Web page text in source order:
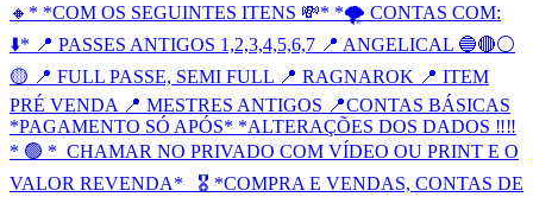
🔸* *COM OS SEGUINTES ITENS 💸* *🌪 CONTAS COM:
⬇️* 📍 PASSES ANTIGOS 1,2,3,4,5,6,7 📍 ANGELICAL 🔵🔴⚪️
🟡 📍 FULL PASSE, SEMI FULL 📍 RAGNAROK 📍 ITEM
PRÉ VENDA 📍 MESTRES ANTIGOS 📍CONTAS BÁSICAS
*PAGAMENTO SÓ APÓS* *ALTERAÇÕES DOS DADOS ‼️‼️
* 🟢 *_CHAMAR NO PRIVADO COM VÍDEO OU PRINT E O
VALOR REVENDA*_ 🎖️ *COMPRA E VENDAS, CONTAS DE